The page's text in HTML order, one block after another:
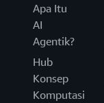
Apa Itu
AI
Agentik?
Hub
Konsep
Komputasi